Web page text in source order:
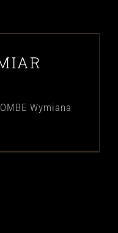
Wymiana